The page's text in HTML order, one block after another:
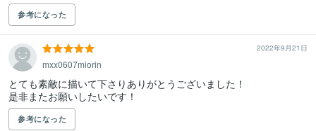
参考になった
2022年9月21日
mxx0607miorin
とても素敵に描いて下さりありがとうございました！
是非またお願いしたいです！
参考になった